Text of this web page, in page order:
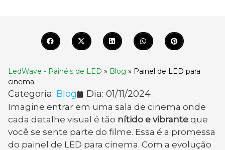
LedWave - Painéis de LED » Blog » Painel de LED para
cinema
Categoria: Blog Dia: 01/11/2024
Imagine entrar em uma sala de cinema onde
cada detalhe visual é tão nítido e vibrante que
você se sente parte do filme. Essa é a promessa
do painel de LED para cinema. Com a evolução